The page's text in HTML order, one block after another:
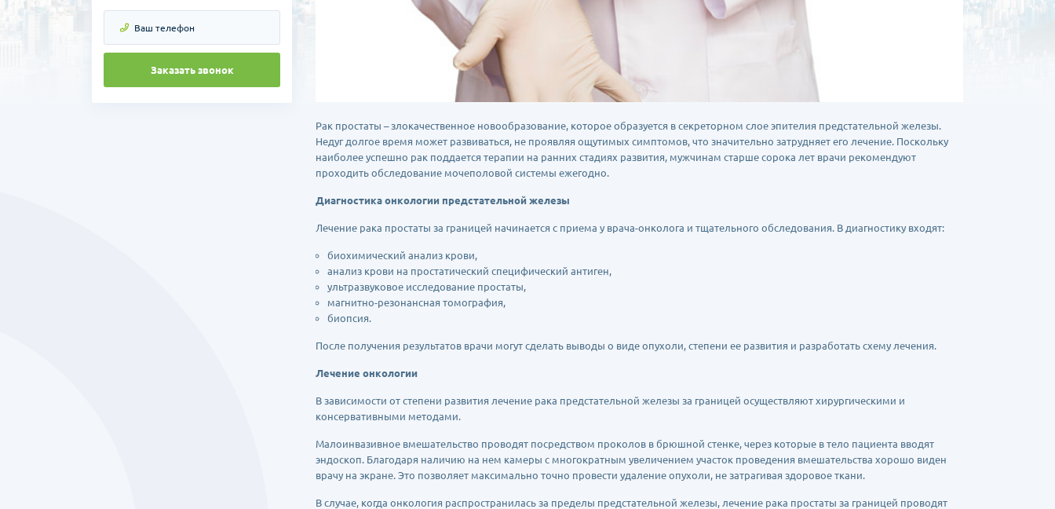
Заказать звонок
Рак простаты – злокачественное новообразование, которое образуется в секреторном слое эпителия предстательной железы.
Недуг долгое время может развиваться, не проявляя ощутимых симптомов, что значительно затрудняет его лечение. Поскольку
наиболее успешно рак поддается терапии на ранних стадиях развития, мужчинам старше сорока лет врачи рекомендуют
проходить обследование мочеполовой системы ежегодно.
Диагностика онкологии предстательной железы
Лечение рака простаты за границей начинается с приема у врача-онколога и тщательного обследования. В диагностику входят:
биохимический анализ крови,
анализ крови на простатический специфический антиген,
ультразвуковое исследование простаты,
магнитно-резонансная томография,
биопсия.
После получения результатов врачи могут сделать выводы о виде опухоли, степени ее развития и разработать схему лечения.
Лечение онкологии
В зависимости от степени развития лечение рака предстательной железы за границей осуществляют хирургическими и
консервативными методами.
Малоинвазивное вмешательство проводят посредством проколов в брюшной стенке, через которые в тело пациента вводят
эндоскоп. Благодаря наличию на нем камеры с многократным увеличением участок проведения вмешательства хорошо виден
врачу на экране. Это позволяет максимально точно провести удаление опухоли, не затрагивая здоровое ткани.
В случае, когда онкология распространилась за пределы предстательной железы, лечение рака простаты за границей проводят